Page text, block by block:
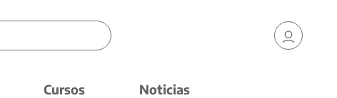
Cursos Noticias